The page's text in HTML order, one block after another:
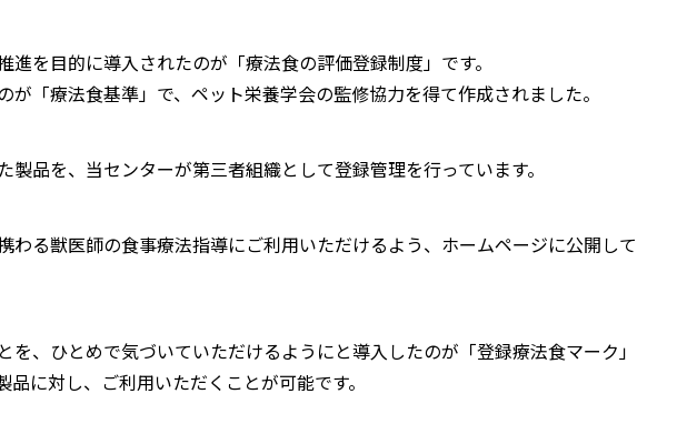
を目的に導入されたのが「療法食の評価登録制度」です。
「療法食基準」で、ペット栄養学会の監修協力を得て作成されました。
品を、当センターが第三者組織として登録管理を行っています。
わる獣医師の食事療法指導にご利用いただけるよう、ホームページに公開して
、ひとめで気づいていただけるようにと導入したのが「登録療法食マーク」
に対し、ご利用いただくことが可能です。